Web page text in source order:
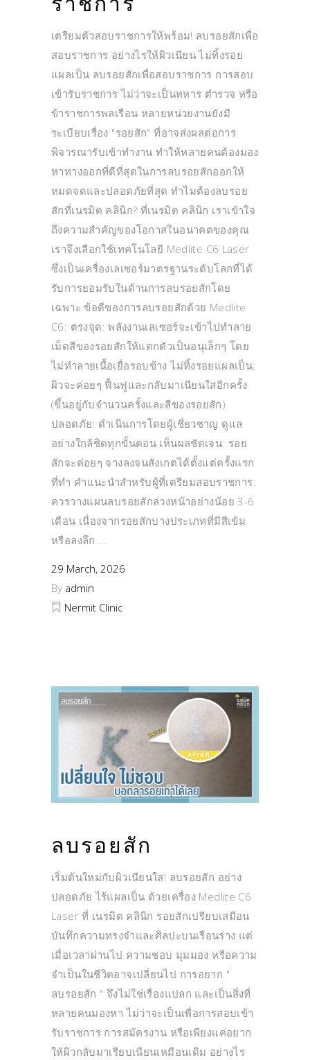
เตรียมตัวสอบราชการให้พร้อม! ลบรอยสักเพื่อ
สอบราชการ อย่างไรให้ผิวเนียน ไม่ทิ้งรอย
แผลเป็น ลบรอยสักเพื่อสอบราชการ การสอบ
เข้ารับราชการ ไม่ว่าจะเป็นทหาร ตำรวจ หรือ
ข้าราชการพลเรือน หลายหน่วยงานยังมี
ระเบียบเรื่อง "รอยสัก" ที่อาจส่งผลต่อการ
พิจารณารับเข้าทำงาน ทำให้หลายคนต้องมอง
หาทางออกที่ดีที่สุดในการลบรอยสักออกให้
หมดจดและปลอดภัยที่สุด ทำไมต้องลบรอย
สักที่เนรมิต คลินิก? ที่เนรมิต คลินิก เราเข้าใจ
ถึงความสำคัญของโอกาสในอนาคตของคุณ
เราจึงเลือกใช้เทคโนโลยี Medlite C6 Laser
ซึ่งเป็นเครื่องเลเซอร์มาตรฐานระดับโลกที่ได้
รับการยอมรับในด้านการลบรอยสักโดย
เฉพาะ ข้อดีของการลบรอยสักด้วย Medlite
C6: ตรงจุด: พลังงานเลเซอร์จะเข้าไปทำลาย
เม็ดสีของรอยสักให้แตกตัวเป็นอนุเล็กๆ โดย
ไม่ทำลายเนื้อเยื่อรอบข้าง ไม่ทิ้งรอยแผลเป็น:
ผิวจะค่อยๆ ฟื้นฟูและกลับมาเนียนใสอีกครั้ง
(ขึ้นอยู่กับจำนวนครั้งและสีของรอยสัก)
ปลอดภัย: ดำเนินการโดยผู้เชี่ยวชาญ ดูแล
อย่างใกล้ชิดทุกขั้นตอน เห็นผลชัดเจน: รอย
สักจะค่อยๆ จางลงจนสังเกตได้ตั้งแต่ครั้งแรก
ที่ทำ คำแนะนำสำหรับผู้ที่เตรียมสอบราชการ:
ควรวางแผนลบรอยสักล่วงหน้าอย่างน้อย 3-6
เดือน เนื่องจากรอยสักบางประเภทที่มีสีเข้ม
หรือลงลึก
29 March, 2026
By admin
Nermit Clinic
ลบรอยสัก
เริ่มต้นใหม่กับผิวเนียนใส! ลบรอยสัก อย่าง
ปลอดภัย ไร้แผลเป็น ด้วยเครื่อง Medlite C6
Laser ที่ เนรมิต คลินิก รอยสักเปรียบเสมือน
บันทึกความทรงจำและศิลปะบนเรือนร่าง แต่
เมื่อเวลาผ่านไป ความชอบ มุมมอง หรือความ
จำเป็นในชีวิตอาจเปลี่ยนไป การอยาก "
ลบรอยสัก " จึงไม่ใช่เรื่องแปลก และเป็นสิ่งที่
หลายคนมองหา ไม่ว่าจะเป็นเพื่อการสอบเข้า
รับราชการ การสมัครงาน หรือเพียงแค่อยาก
ให้ผิวกลับมาเรียบเนียนเหมือนเดิม อย่างไร